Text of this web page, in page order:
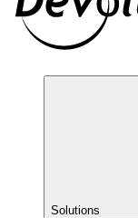
Solutions